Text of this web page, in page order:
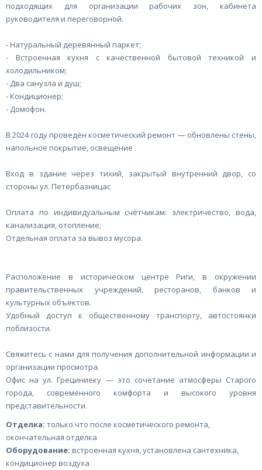
подходящих для организации рабочих зон, кабинета
руководителя и переговорной.
- Натуральный деревянный паркет;
- Встроенная кухня с качественной бытовой техникой и
холодильником;
- Два санузла и душ;
- Кондиционер;
- Домофон.
В 2024 году проведён косметический ремонт — обновлены стены,
напольное покрытие, освещение
Вход в здание через тихий, закрытый внутренний двор, со
стороны ул. Петербазницас
Оплата по индивидуальным счётчикам: электричество, вода,
канализация, отопление;
Отдельная оплата за вывоз мусора.
Расположение в историческом центре Риги, в окружении
правительственных учреждений, ресторанов, банков и
культурных объектов.
Удобный доступ к общественному транспорту, автостоянки
поблизости.
Свяжитесь с нами для получения дополнительной информации и
организации просмотра.
Офис на ул. Грециниеку — это сочетание атмосферы Старого
города, современного комфорта и высокого уровня
представительности.
Отделка: только что после косметического ремонта,
окончательная отделка
Оборудование: встроенная кухня, установлена сантехника,
кондиционер воздуха